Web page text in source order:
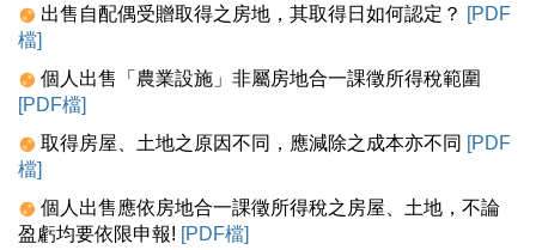
出售 自配偶受贈取得之房地，其取得日如何認定 ？ [PDF
檔]
個人 出售「農業設施」非屬房地合一課徵所得稅範圍
[PDF檔]
取得房屋、土地之原因不同，應減除之成本亦不同 [PDF
檔]
個人 出售應依房地合一課徵所得稅之房屋、土地，不論
盈虧均要依限申報! [PDF檔]